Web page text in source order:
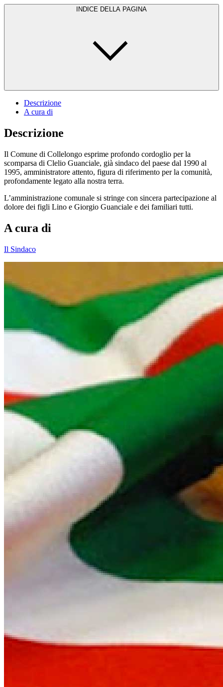
INDICE DELLA PAGINA
Descrizione
A cura di
Descrizione
Il Comune di Collelongo esprime profondo cordoglio per la
scomparsa di Clelio Guanciale, già sindaco del paese dal 1990 al
1995, amministratore attento, figura di riferimento per la comunità,
profondamente legato alla nostra terra.
L’amministrazione comunale si stringe con sincera partecipazione al
dolore dei figli Lino e Giorgio Guanciale e dei familiari tutti.
A cura di
Il Sindaco